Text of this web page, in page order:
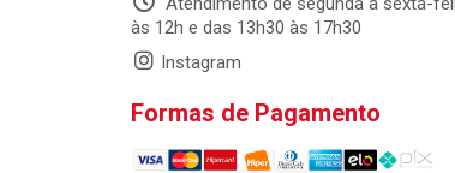
às 12h e das 13h30 às 17h30
Instagram
Formas de Pagamento